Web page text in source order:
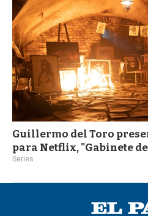
Guillermo del Toro
para Netflix, "Gabinete
Series